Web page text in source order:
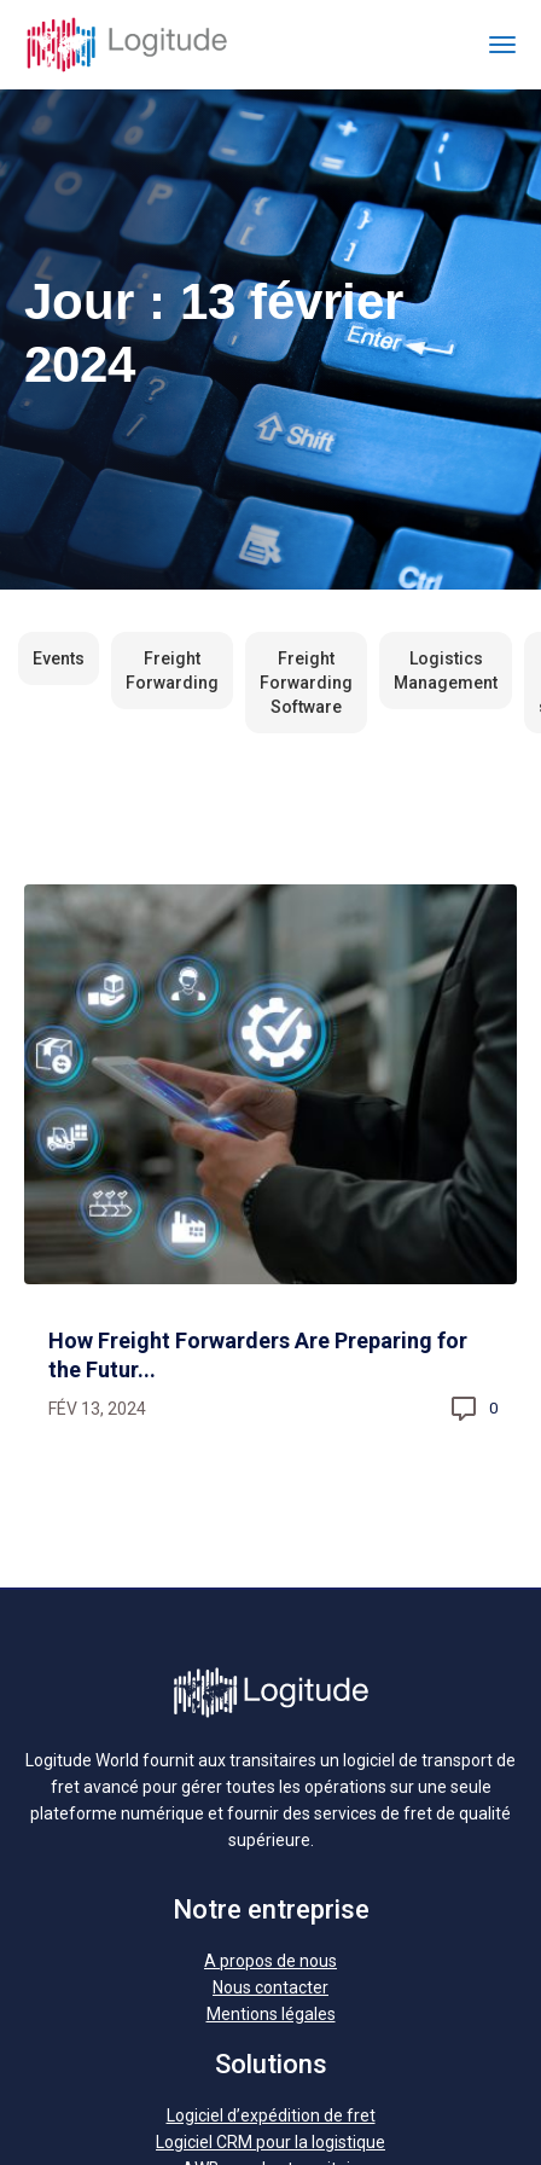
Jour : 13 février
2024
Events
Freight
Forwarding
Freight
Forwarding
Software
Logistics
Management
How Freight Forwarders Are Preparing for
the Futur...
FÉV 13, 2024 0
Logitude World fournit aux transitaires un logiciel de transport de
fret avancé pour gérer toutes les opérations sur une seule
plateforme numérique et fournir des services de fret de qualité
supérieure.
Notre entreprise
A propos de nous
Nous contacter
Mentions légales
Solutions
Logiciel d’expédition de fret
Logiciel CRM pour la logistique